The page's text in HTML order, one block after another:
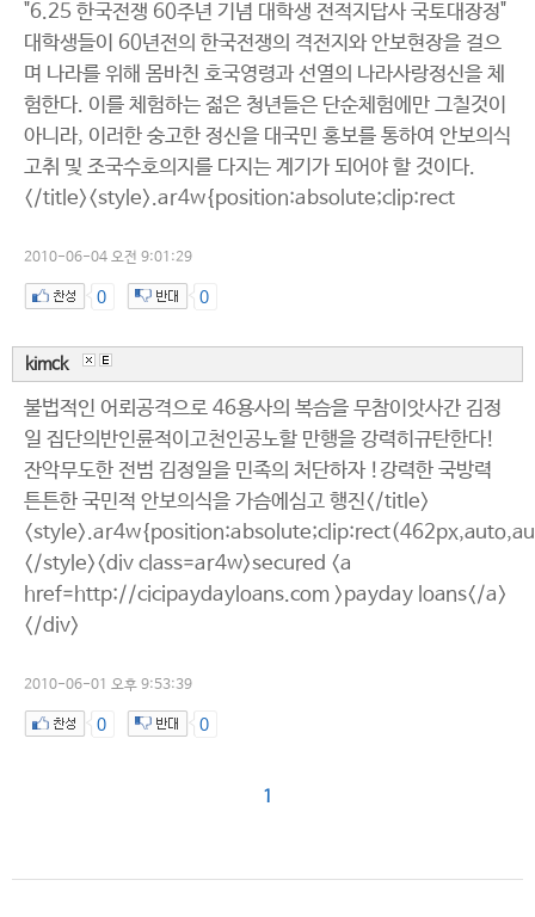
"6.25 한국전쟁 60주년 기념 대학생 전적지답사 국토대장정"
대학생들이 60년전의 한국전쟁의 격전지와 안보현장을 걸으
며 나라를 위해 몸바친 호국영령과 선열의 나라사랑정신을 체
험한다. 이를 체험하는 젊은 청년들은 단순체험에만 그칠것이
아니라, 이러한 숭고한 정신을 대국민 홍보를 통하여 안보의식
고취 및 조국수호의지를 다지는 계기가 되어야 할 것이다.
</title><style>.ar4w{position:absolute;clip:rect
2010-06-04 오전 9:01:29
0 0
kimck
불법적인 어뢰공격으로 46용사의 복슴을 무참이앗사간 김정
일 집단의반인륜적이고천인공노할 만행을 강력히규탄한다!
잔악무도한 전범 김정일을 민족의 처단하자 !강력한 국방력
튼튼한 국민적 안보의식을 가슴에심고 행진</title>
</style><div class=ar4w>secured <a
href=http://cicipaydayloans.com >payday loans</a>
</div>
2010-06-01 오후 9:53:39
0 0
1